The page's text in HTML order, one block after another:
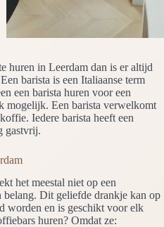
huren in Leerdam dan is er altijd
barista is een Italiaanse term
een barista huren voor een
mogelijk. Een barista verwelkomt
Iedere barista heeft een
gastvrij.
het meestal niet op een
Dit geliefde drankje kan op
worden en is geschikt voor elk
huren? Omdat ze: